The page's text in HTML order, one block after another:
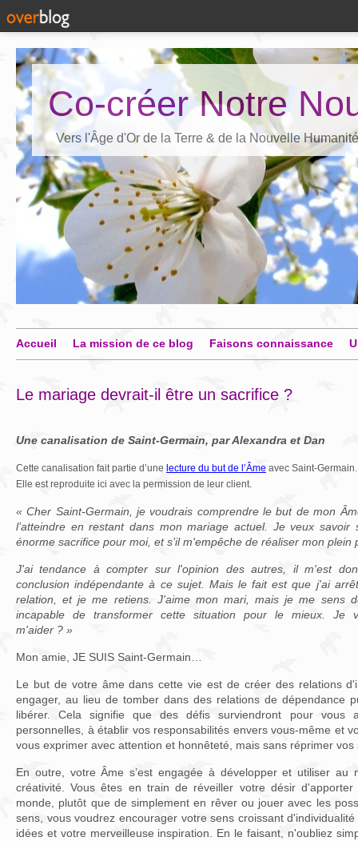
Co-créer Notre
Vers l'Âge d'Or de la Terre & de la Nouvelle Humanité
Accueil La mission de ce blog Faisons connaissance
Le mariage devrait-il être un sacrifice ?
Une canalisation de Saint-Germain, par Alexandra et Dan
Cette canalisation fait partie d’une lecture du but de l’Âme avec Saint-Germain.
Elle est reproduite ici avec la permission de leur client.
« Cher Saint-Germain, je voudrais comprendre le but de mon
l’atteindre en restant dans mon mariage actuel. Je veux savoir
énorme sacrifice pour moi, et s’il m'empêche de réaliser mon plein
J'ai tendance à compter sur l'opinion des autres, il m'est
conclusion indépendante à ce sujet. Mais le fait est que j'ai
relation, et je me retiens. J'aime mon mari, mais je me sens
incapable de transformer cette situation pour le mieux. Je
m'aider ? »
Mon amie, JE SUIS Saint-Germain…
Le but de votre âme dans cette vie est de créer des relations
engager, au lieu de tomber dans des relations de dépendance
libérer. Cela signifie que des défis surviendront pour vous
personnelles, à établir vos responsabilités envers vous-même et
vous exprimer avec attention et honnêteté, mais sans réprimer vos
En outre, votre Âme s’est engagée à développer et utiliser au
créativité. Vous êtes en train de réveiller votre désir
monde, plutôt que de simplement en rêver ou jouer avec les
sens, vous voudrez encourager votre sens croissant
idées et votre merveilleuse inspiration. En le faisant, n'oubliez